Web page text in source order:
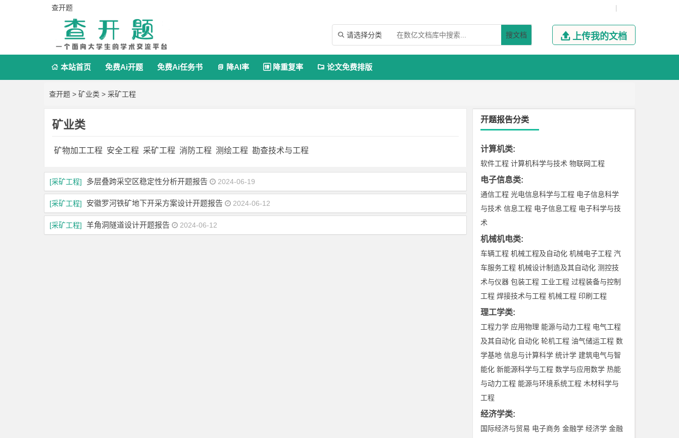
查开题 |
 请选择分类 搜文档  上传我的文档
 本站首页 免费Ai开题 免费Ai任务书  降AI率  降重复率  论文免费排版
查开题 > 矿业类 > 采矿工程
矿业类
矿物加工工程 安全工程 采矿工程 消防工程 测绘工程 勘查技术与工程
[采矿工程] 多层叠跨采空区稳定性分析开题报告 2024-06-19
[采矿工程] 安徽罗河铁矿地下开采方案设计开题报告 2024-06-12
[采矿工程] 羊角洞隧道设计开题报告 2024-06-12
开题报告分类
计算机类:
软件工程 计算机科学与技术 物联网工程
电子信息类:
通信工程 光电信息科学与工程 电子信息科学
与技术 信息工程 电子信息工程 电子科学与技
术
机械机电类:
车辆工程 机械工程及自动化 机械电子工程 汽
车服务工程 机械设计制造及其自动化 测控技
术与仪器 包装工程 工业工程 过程装备与控制
工程 焊接技术与工程 机械工程 印刷工程
理工学类:
工程力学 应用物理 能源与动力工程 电气工程
及其自动化 自动化 轮机工程 油气储运工程 数
学基地 信息与计算科学 统计学 建筑电气与智
能化 新能源科学与工程 数学与应用数学 热能
与动力工程 能源与环境系统工程 木材科学与
工程
经济学类:
国际经济与贸易 电子商务 金融学 经济学 金融